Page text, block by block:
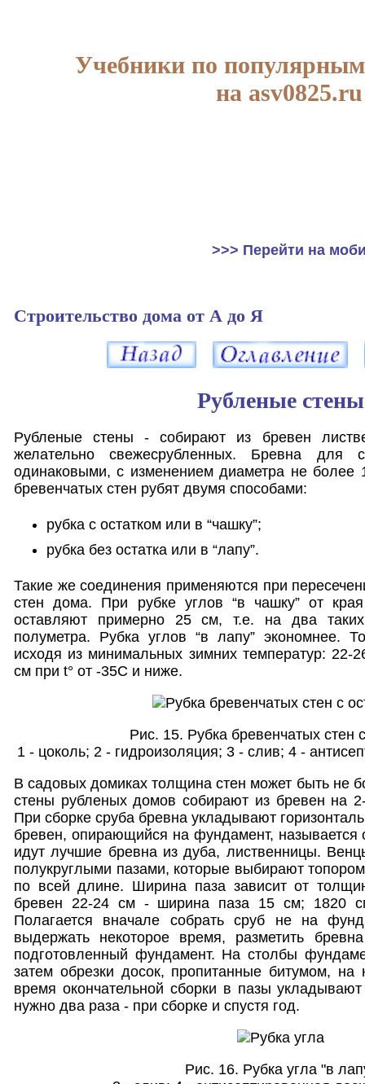
Учебники по
на asv0825.ru
>>> Перейти на
Строительство дома от А до Я
Рубленые стены
Рубленые стены - собирают из бревен
желательно свежесрубленных. Бревна для
одинаковыми, с изменением диаметра не
бревенчатых стен рубят двумя способами:
рубка с остатком или в “чашку”;
рубка без остатка или в “лапу”.
Такие же соединения применяются при
стен дома. При рубке углов “в чашку” от
оставляют примерно 25 см, т.е. на два таких
полуметра. Рубка углов “в лапу” экономнее.
исходя из минимальных зимних температур: 22-
см при t° от -35С и ниже.
Рис. 15. Рубка бревенчатых стен
1 - цоколь; 2 - гидроизоляция; 3 - слив; 4 -
В садовых домиках толщина стен может быть не
стены рубленых домов собирают из бревен на
При сборке сруба бревна укладывают
бревен, опирающийся на фундамент,
идут лучшие бревна из дуба, лиственницы.
полукруглыми пазами, которые выбирают
по всей длине. Ширина паза зависит от
бревен 22-24 см - ширина паза 15 см; 1820
Полагается вначале собрать сруб не на
выдержать некоторое время, разметить
подготовленный фундамент. На столбы
затем обрезки досок, пропитанные битумом,
время окончательной сборки в пазы
нужно два раза - при сборке и спустя год.
Рис. 16. Рубка угла "в